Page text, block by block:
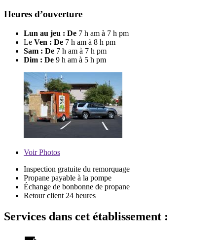
Heures d’ouverture
Lun au jeu : De 7 h am à 7 h pm
Le Ven : De 7 h am à 8 h pm
Sam : De 7 h am à 7 h pm
Dim : De 9 h am à 5 h pm
VoirPhotos
Inspection gratuite du remorquage
Propane payable à la pompe
Échange de bonbonne de propane
Retour client 24 heures
Services dans cet établissement :